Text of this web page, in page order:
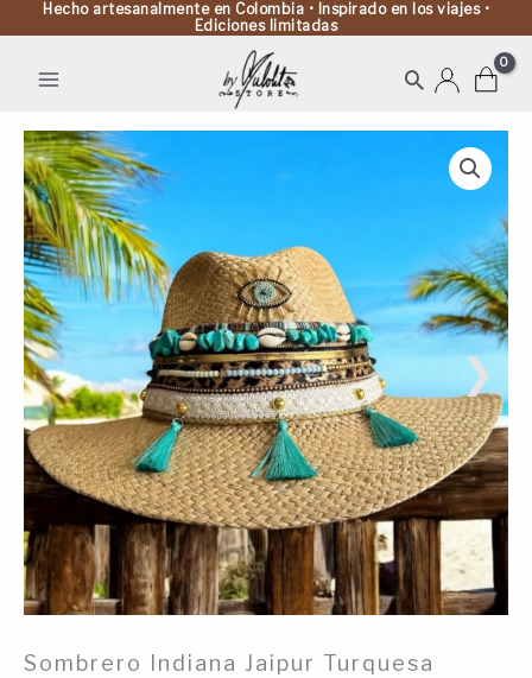
Hecho artesanalmente en Colombia • Inspirado en los viajes •
Ediciones limitadas
Buscar
❯
Sombrero Indiana Jaipur Turquesa
Sombrero
Indiana
Jaipur
Turquesa
cantidad